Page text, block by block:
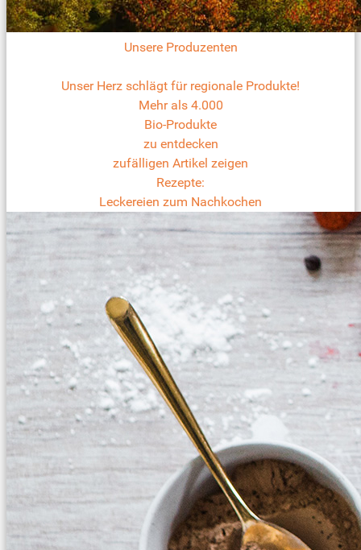
Unsere Produzenten
Unser Herz schlägt für regionale Produkte!
Mehr als 4.000
Bio-Produkte
zu entdecken
zufälligen Artikel zeigen
Rezepte:
Leckereien zum Nachkochen